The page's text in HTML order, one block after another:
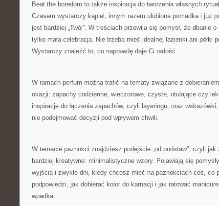
Beat the boredom to także inspiracja do tworzenia własnych
Czasem wystarczy kąpiel, innym razem ulubiona pomadka i już
jest bardziej „Twój”. W treściach przewija się pomysł, że dbanie
tylko mała celebracja. Nie trzeba mieć idealnej łazienki ani półki
Wystarczy znaleźć to, co naprawdę daje Ci radość.
W ramach perfum można trafić na tematy związane z
okazji: zapachy codzienne, wieczorowe, czyste, otulające czy
inspiracje do łączenia zapachów, czyli layeringu, oraz
nie podejmować decyzji pod wpływem chwili.
W temacie paznokci znajdziesz podejście „od podstaw”, czyli jak
bardziej kreatywne: minimalistyczne wzory. Pojawiają się
wyjścia i zwykłe dni, kiedy chcesz mieć na paznokciach coś, co
podpowiedzi, jak dobierać kolor do karnacji i jak ratować
wpadka.